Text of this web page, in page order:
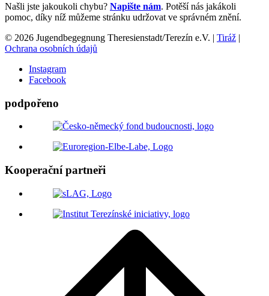
Našli jste jakoukoli chybu? Napište nám. Potěší nás jakákoli
pomoc, díky níž můžeme stránku udržovat ve správném znění.
© 2026 Jugendbegegnung Theresienstadt/Terezín e.V. | Tiráž |
Ochrana osobních údajů
Instagram
Facebook
podpořeno
Kooperační partneři